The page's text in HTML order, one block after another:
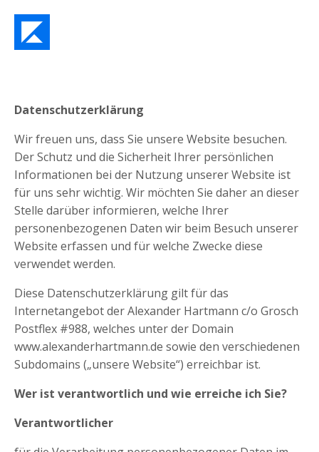
Datenschutzerklärung
Wir freuen uns, dass Sie unsere Website besuchen.
Der Schutz und die Sicherheit Ihrer persönlichen
Informationen bei der Nutzung unserer Website ist
für uns sehr wichtig. Wir möchten Sie daher an dieser
Stelle darüber informieren, welche Ihrer
personenbezogenen Daten wir beim Besuch unserer
Website erfassen und für welche Zwecke diese
verwendet werden.
Diese Datenschutzerklärung gilt für das
Internetangebot der Alexander Hartmann c/o Grosch
Postflex #988, welches unter der Domain
www.alexanderhartmann.de sowie den verschiedenen
Subdomains („unsere Website“) erreichbar ist.
Wer ist verantwortlich und wie erreiche ich Sie?
Verantwortlicher